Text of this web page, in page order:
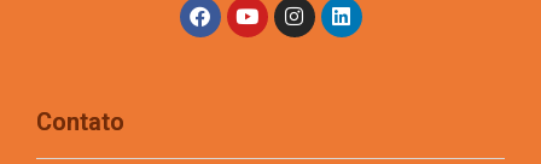
Contato